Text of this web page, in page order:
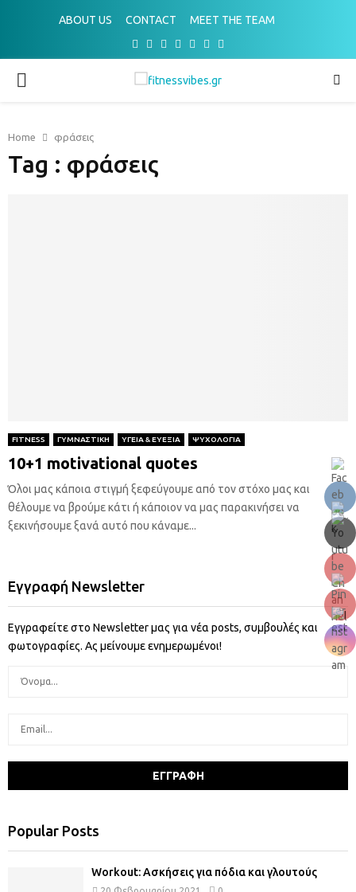
ABOUT US CONTACT
MEET THE TEAM
Facebook
TwitterInstagram
Pinterest
Youtube
Email
PRIMARY
Home φράσεις
Tag : φράσεις
FITNESS ΓΥΜΝΑΣΤΙΚΗ ΥΓΕΙΑ & ΕΥΕΞΙΑ ΨΥΧΟΛΟΓΙΑ
10+1 motivational quotes
Όλοι μας κάποια στιγμή ξεφεύγουμε από τον στόχο μας και
θέλουμε να βρούμε κάτι ή κάποιον να μας παρακινήσει να
ξεκινήσουμε ξανά αυτό που κάναμε...
Εγγραφή Newsletter
Εγγραφείτε στο Newsletter μας για νέα posts, συμβουλές και
φωτογραφίες. Ας μείνουμε ενημερωμένοι!
Popular Posts
Workout: Ασκήσεις για πόδια και γλουτούς